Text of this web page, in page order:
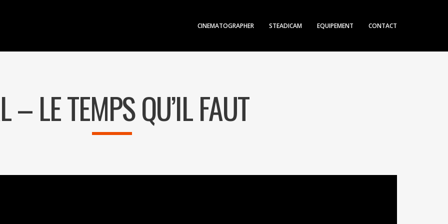
CINEMATOGRAPHER STEADICAM EQUIPEMENT CONTACT
– LE TEMPS QU’IL FAUT